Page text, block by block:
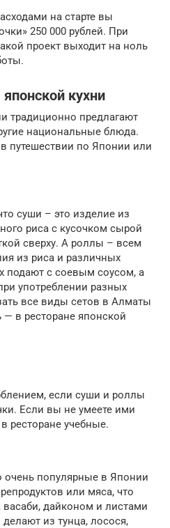
на старте вы
250 000 рублей. При
проект выходит на ноль
кухни
традиционно предлагают
национальные блюда.
путешествии по Японии или
суши – это изделие из
риса с кусочком сырой
сверху. А роллы – всем
из риса и различных
подают с соевым соусом, а
употреблении разных
все виды сетов в Алматы
в ресторане японской
если суши и роллы
Если вы не умеете ими
ресторане учебные.
популярные в Японии
или мяса, что
дайконом и листами
из тунца, лосося,